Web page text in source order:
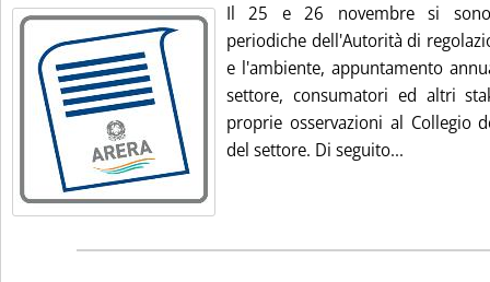
Il 25 e 26 novembre si
periodiche dell'Autorità di
e l'ambiente, appuntamento
settore, consumatori ed altri
proprie osservazioni al Collegio
del settore. Di seguito...